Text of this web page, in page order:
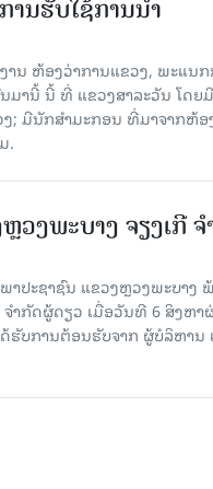
ານຮັບໃຊ້ການນໍາ
ນ ຫ້ອງວ່າການແຂວງ, ພະແນ
ມາ​ນີ້ ນີ້ ທີ່ ແຂວງສາລະວັນ ໂດຍ​
; ມີນັກສຳມະກອນ ທີ່ມາຈາກຫ້ອ
.
ງພະບາງ ຈຽງເກີ
າປະຊາຊົນ ແຂວງຫຼວງພະບາງ
ຈໍາກັດຜູ້ດຽວ ເມື່ອ​ວັນ​ທີ 6 ສິງ​ຫາ​
ຮັບການຕ້ອນຮັບຈາກ ຜູ້ບໍລິຫານ